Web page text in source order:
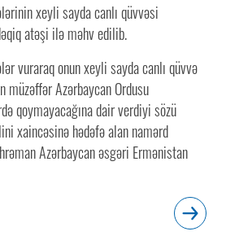
xeyli sayda canlı qüvvəsi
atəşi ilə məhv edilib.
vuraraq onun xeyli sayda canlı qüvvə
müzəffər Azərbaycan Ordusu
qoymayacağına dair verdiyi sözü
xaincəsinə hədəfə alan namərd
Azərbaycan əsgəri Ermənistan